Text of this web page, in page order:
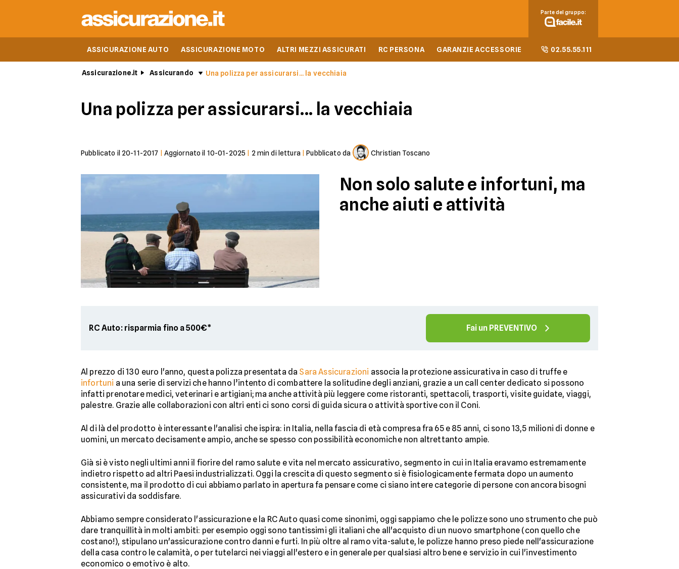
ASSICURAZIONE AUTO ASSICURAZIONE MOTO ALTRI MEZZI ASSICURATI RC PERSONA GARANZIE ACCESSORIE 02.55.55.111
Parte del gruppo:
Assicurazione.it Assicurando Una polizza per assicurarsi... la vecchiaia
Una polizza per assicurarsi... la vecchiaia
Pubblicato il 20-11-2017 Aggiornato il 10-01-2025 2 min di lettura |Pubblicato da Christian Toscano
Non solo salute e infortuni, ma
anche aiuti e attività
RC Auto: risparmia fino a 500€* Fai un PREVENTIVO
Al prezzo di 130 euro l'anno, questa polizza presentata da Sara Assicurazioni associa la protezione assicurativa in caso di truffe e
infortuni a una serie di servizi che hanno l’intento di combattere la solitudine degli anziani, grazie a un call center dedicato si possono
infatti prenotare medici, veterinari e artigiani; ma anche attività più leggere come ristoranti, spettacoli, trasporti, visite guidate, viaggi,
palestre. Grazie alle collaborazioni con altri enti ci sono corsi di guida sicura o attività sportive con il Coni.
Al di là del prodotto è interessante l'analisi che ispira: in Italia, nella fascia di età compresa fra 65 e 85 anni, ci sono 13,5 milioni di donne e
uomini, un mercato decisamente ampio, anche se spesso con possibilità economiche non altrettanto ampie.
Già si è visto negli ultimi anni il fiorire del ramo salute e vita nel mercato assicurativo, segmento in cui in Italia eravamo estremamente
indietro rispetto ad altri Paesi industrializzati. Oggi la crescita di questo segmento si è fisiologicamente fermata dopo un aumento
consistente, ma il prodotto di cui abbiamo parlato in apertura fa pensare come ci siano intere categorie di persone con ancora bisogni
assicurativi da soddisfare.
Abbiamo sempre considerato l'assicurazione e la RC Auto quasi come sinonimi, oggi sappiamo che le polizze sono uno strumento che può
dare tranquillità in molti ambiti: per esempio oggi sono tantissimi gli italiani che all'acquisto di un nuovo smartphone (con quello che
costano!), stipulano un'assicurazione contro danni e furti. In più oltre al ramo vita-salute, le polizze hanno preso piede nell'assicurazione
della casa contro le calamità, o per tutelarci nei viaggi all'estero e in generale per qualsiasi altro bene e servizio in cui l'investimento
economico o emotivo è alto.